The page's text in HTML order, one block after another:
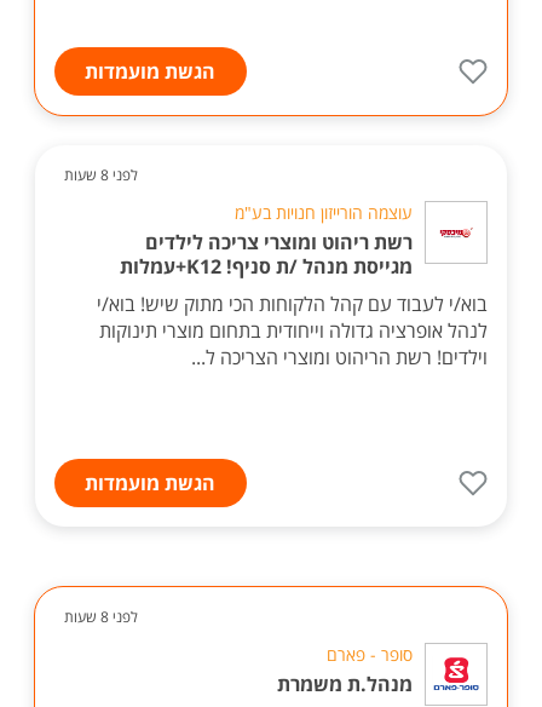
הגשת מועמדות
לפני 8 שעות
עוצמה הורייזון חנויות בע"מ
רשת ריהוט ומוצרי צריכה לילדים
מגייסת מנהל /ת סניף! K12+עמלות
בוא/י לעבוד עם קהל הלקוחות הכי מתוק שיש! בוא/י
לנהל אופרציה גדולה וייחודית בתחום מוצרי תינוקות
וילדים! רשת הריהוט ומוצרי הצריכה ל...
הגשת מועמדות
לפני 8 שעות
סופר - פארם
מנהל.ת משמרת